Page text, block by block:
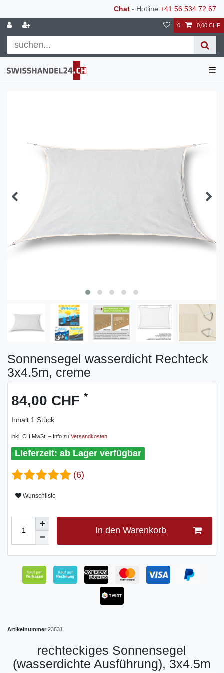
Chat - Hotline +41 56 534 72 67
0 0,00 CHF
☰
Sonnensegel wasserdicht Rechteck
3x4.5m, creme
84,00 CHF *
Inhalt 1 Stück
inkl. CH MwSt. – Info zu Versandkosten
ab Lager verfügbar
(6)
Wunschliste
In den Warenkorb
Artikelnummer 23831
rechteckiges Sonnensegel
(wasserdichte Ausführung), 3x4.5m